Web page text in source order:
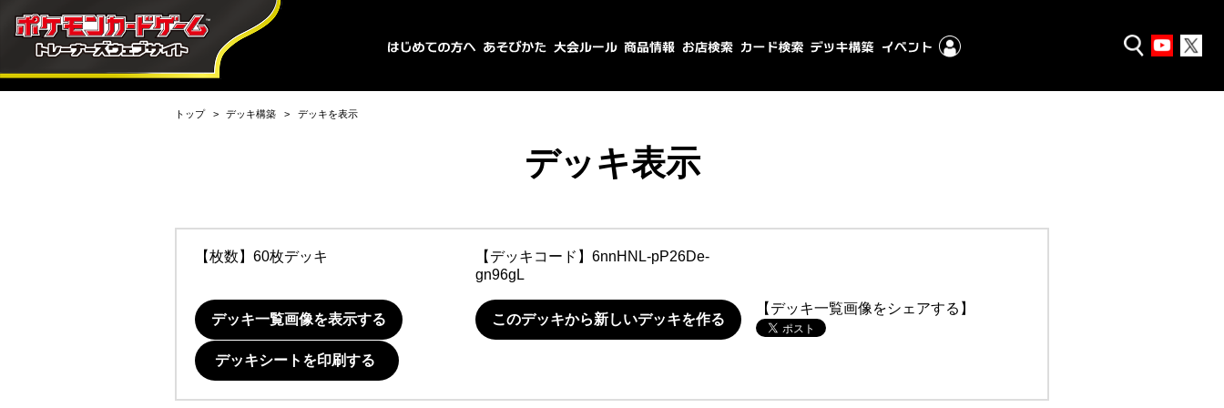
トップ デッキ構築 デッキを表示
デッキ表示
【枚数】60枚デッキ 【デッキコード】 6nnHNL-pP26De-
gn96gL
デッキ一覧画像を表示する このデッキから新しいデッキを作る
【デッキ一覧画像をシェアする】
デッキシートを印刷する